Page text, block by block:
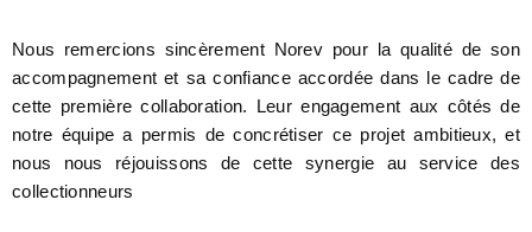
Nous remercions sincèrement Norev pour la qualité de son
accompagnement et sa confiance accordée dans le cadre de
cette première collaboration. Leur engagement aux côtés de
notre équipe a permis de concrétiser ce projet ambitieux, et
nous nous réjouissons de cette synergie au service des
collectionneurs